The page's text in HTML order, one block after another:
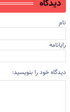
دیدگاه
نام
رایانامه
دیدگاه خود را بنویسید: